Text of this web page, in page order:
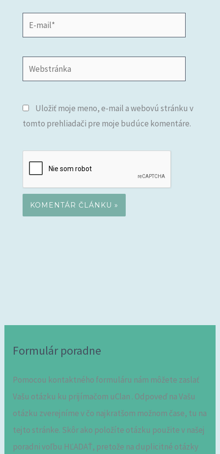
mail*
Webstránka
Uložiť moje meno, e-mail a webovú stránku v
tomto prehliadači pre moje budúce komentáre.
Formulár poradne
Pomocou kontaktného formuláru nám môžete zaslať
Vašu otázku ku prijímačom uClan . Odpoveď na Vašu
otázku zverejníme v čo najkratšom možnom čase, tu na
tejto stránke. Skôr ako položíte otázku použite v našej
poradni voľbu HĽADAŤ, pretože na duplicitné otázky